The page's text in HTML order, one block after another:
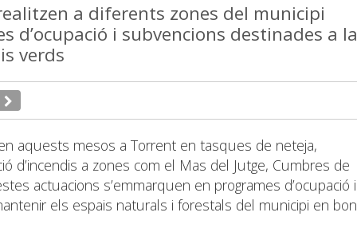
a diferents zones del municipi
d’ocupació i subvencions destinades a la
verds
aquests mesos a Torrent en tasques de neteja,
d’incendis a zones com el Mas del Jutge, Cumbres de
actuacions s’emmarquen en programes d’ocupació i
els espais naturals i forestals del municipi en bon